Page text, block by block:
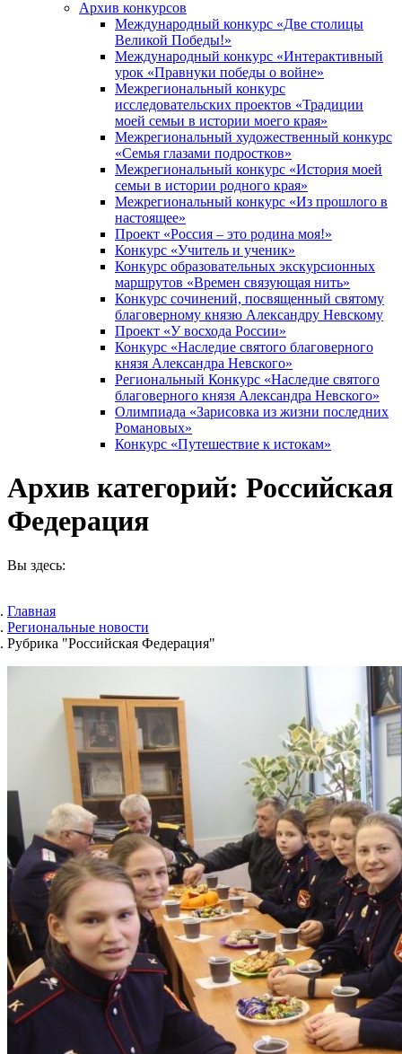
Архив конкурсов
Международный конкурс «Две столицы
Великой Победы!»
Международный конкурс «Интерактивный
урок «Правнуки победы о войне»
Межрегиональный конкурс
исследовательских проектов «Традиции
моей семьи в истории моего края»
Межрегиональный художественный конкурс
«Семья глазами подростков»
Межрегиональный конкурс «История моей
семьи в истории родного края»
Межрегиональный конкурс «Из прошлого в
настоящее»
Проект «Россия – это родина моя!»
Конкурс «Учитель и ученик»
Конкурс образовательных экскурсионных
маршрутов «Времен связующая нить»
Конкурс сочинений, посвященный святому
благоверному князю Александру Невскому
Проект «У восхода России»
Конкурс «Наследие святого благоверного
князя Александра Невского»
Региональный Конкурс «Наследие святого
благоверного князя Александра Невского»
Олимпиада «Зарисовка из жизни последних
Романовых»
Конкурс «Путешествие к истокам»
Архив категорий: Российская
Федерация
Вы здесь:
Главная
Pегиональные новости
Рубрика "Российская Федерация"